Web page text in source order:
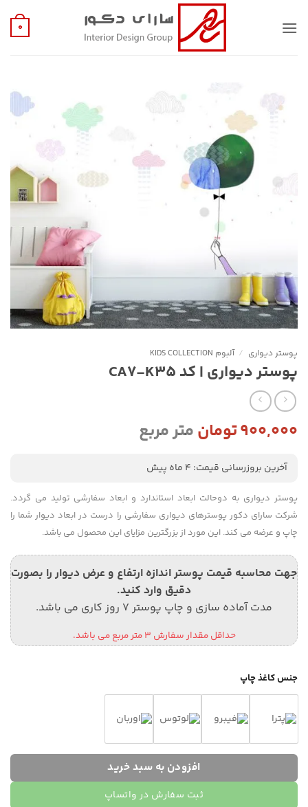
0
پوستر دیواری / آلبوم KIDS COLLECTION
پوستر دیواری | کد CA7-K35
۹۰۰,۰۰۰تومانمتر مربع
آخرین بروزرسانی قیمت: 4 ماه پیش
پوستر دیواری به دوحالت ابعاد استاندارد و ابعاد سفارشی تولید می گردد.
شرکت سارای دکور پوسترهای دیواری سفارشی را درست در ابعاد دیوار شما را
چاپ و عرضه می کند. این مورد از بزرگترین مزایای این محصول می باشد.
جهت محاسبه قیمت پوستر اندازه ارتفاع و عرض دیوار را بصورت
دقیق وارد کنید.
مدت آماده سازی و چاپ پوستر 7 روز کاری می باشد.
حداقل مقدار سفارش 3 متر مربع می باشد.
جنس کاغذ چاپ
افزودن به سبد خرید
ثبت سفارش در واتساپ